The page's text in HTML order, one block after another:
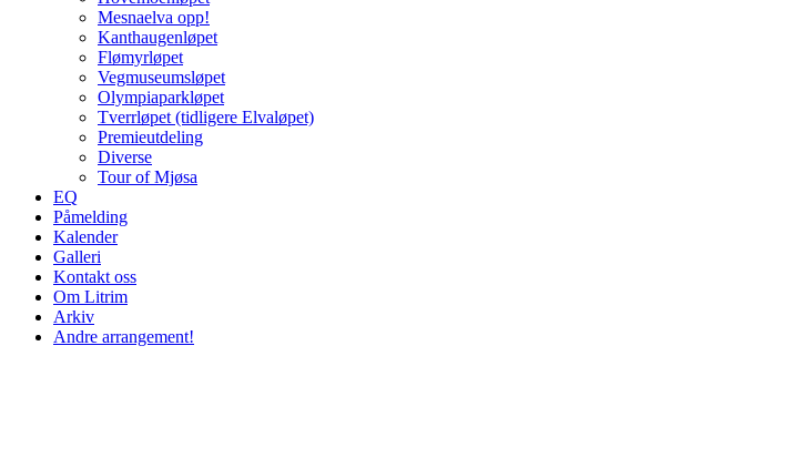
Mesnaelva opp!
Kanthaugenløpet
Flømyrløpet
Vegmuseumsløpet
Olympiaparkløpet
Tverrløpet (tidligere Elvaløpet)
Premieutdeling
Diverse
Tour of Mjøsa
EQ
Påmelding
Kalender
Galleri
Kontakt oss
Om Litrim
Arkiv
Andre arrangement!